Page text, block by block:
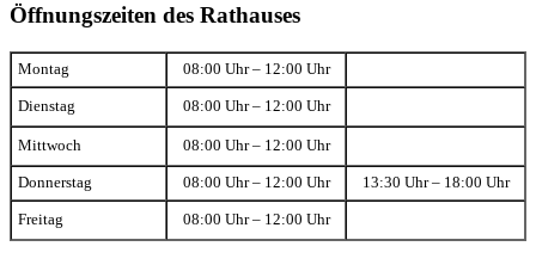
Öffnungszeiten des Rathauses
Montag 08:00 Uhr – 12:00 Uhr
Dienstag 08:00 Uhr – 12:00 Uhr
Mittwoch 08:00 Uhr – 12:00 Uhr
Donnerstag 08:00 Uhr – 12:00 Uhr 13:30 Uhr – 18:00 Uhr
Freitag 08:00 Uhr – 12:00 Uhr